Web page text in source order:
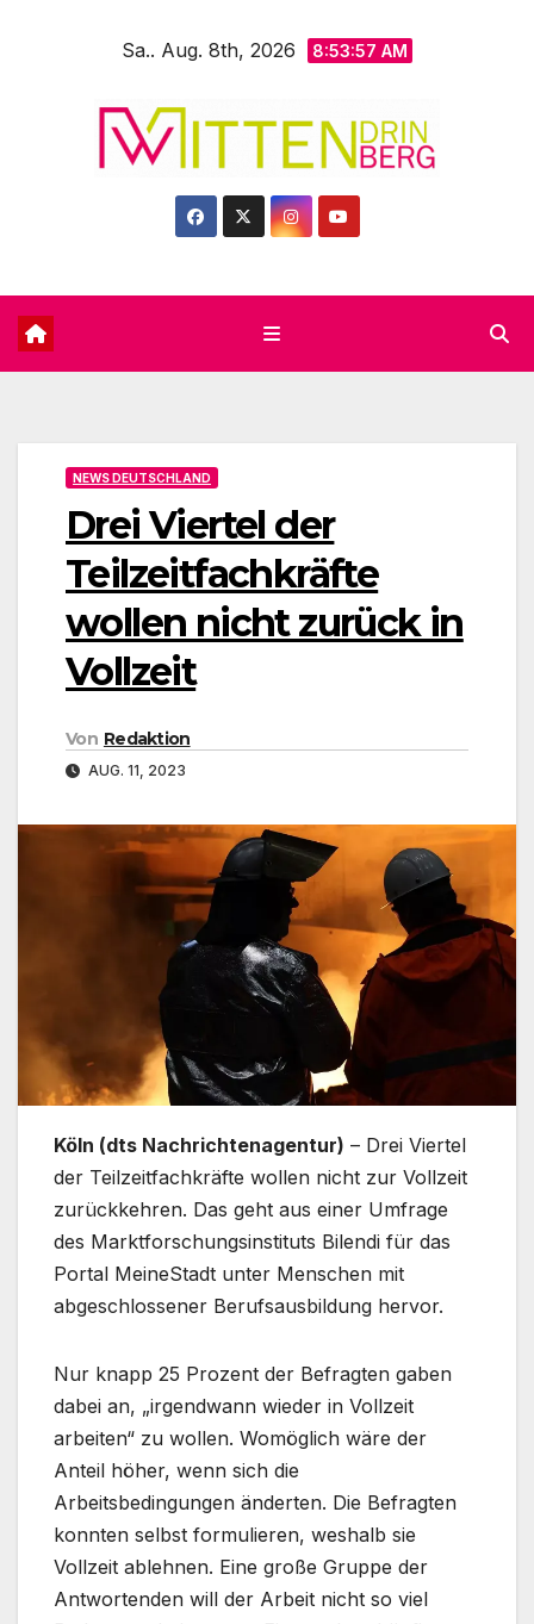
Sa.. Aug. 8th, 2026 8:53:58 AM
NEWS DEUTSCHLAND
Drei Viertel der
Teilzeitfachkräfte
wollen nicht zurück in
Vollzeit
Von Redaktion
AUG. 11, 2023
Köln (dts Nachrichtenagentur) – Drei Viertel
der Teilzeitfachkräfte wollen nicht zur Vollzeit
zurückkehren. Das geht aus einer Umfrage
des Marktforschungsinstituts Bilendi für das
Portal MeineStadt unter Menschen mit
abgeschlossener Berufsausbildung hervor.
Nur knapp 25 Prozent der Befragten gaben
dabei an, „irgendwann wieder in Vollzeit
arbeiten“ zu wollen. Womöglich wäre der
Anteil höher, wenn sich die
Arbeitsbedingungen änderten. Die Befragten
konnten selbst formulieren, weshalb sie
Vollzeit ablehnen. Eine große Gruppe der
Antwortenden will der Arbeit nicht so viel